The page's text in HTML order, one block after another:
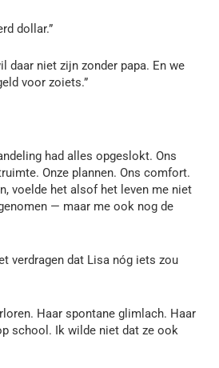
dollar.”
daar niet zijn zonder papa. En we
voor zoiets.”
had alles opgeslokt. Ons
Onze plannen. Ons comfort.
voelde het alsof het leven me niet
— maar me ook nog de
verdragen dat Lisa nóg iets zou
Haar spontane glimlach. Haar
school. Ik wilde niet dat ze ook